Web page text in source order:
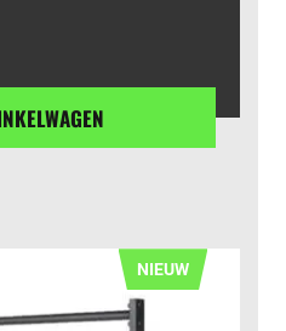
NIEUW